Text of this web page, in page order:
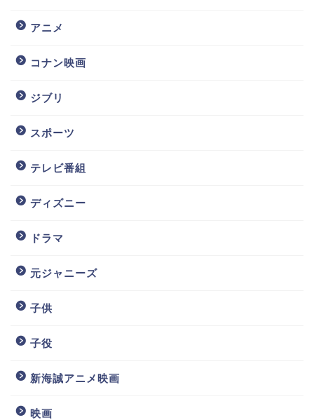
アニメ
コナン映画
ジブリ
スポーツ
テレビ番組
ディズニー
ドラマ
元ジャニーズ
子供
子役
新海誠アニメ映画
映画